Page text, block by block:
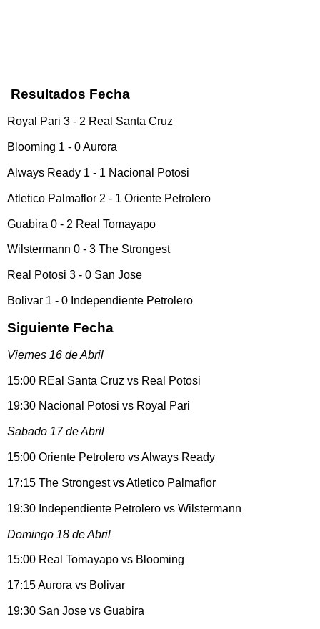
Resultados Fecha
Royal Pari 3 - 2 Real Santa Cruz
Blooming 1 - 0 Aurora
Always Ready 1 - 1 Nacional Potosi
Atletico Palmaflor 2 - 1 Oriente Petrolero
Guabira 0 - 2 Real Tomayapo
Wilstermann 0 - 3 The Strongest
Real Potosi 3 - 0 San Jose
Bolivar 1 - 0 Independiente Petrolero
Siguiente Fecha
Viernes 16 de Abril
15:00 REal Santa Cruz vs Real Potosi
19:30 Nacional Potosi vs Royal Pari
Sabado 17 de Abril
15:00 Oriente Petrolero vs Always Ready
17:15 The Strongest vs Atletico Palmaflor
19:30 Independiente Petrolero vs Wilstermann
Domingo 18 de Abril
15:00 Real Tomayapo vs Blooming
17:15 Aurora vs Bolivar
19:30 San Jose vs Guabira